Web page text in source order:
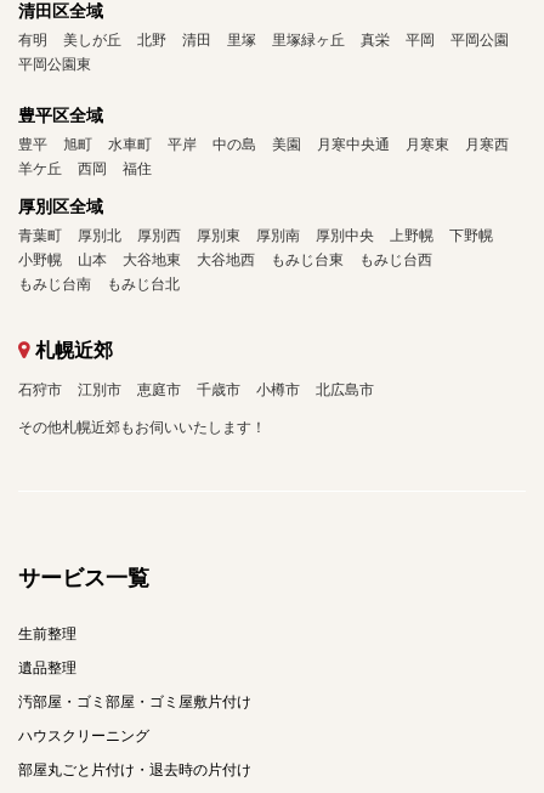
清田区全域
有明 美しが丘 北野 清田 里塚 里塚緑ヶ丘 真栄 平岡
平岡公園
平岡公園東
豊平区全域
豊平 旭町 水車町 平岸 中の島 美園 月寒中央通 月寒東
月寒西
羊ケ丘
西岡 福住
厚別区全域
青葉町 厚別北 厚別西 厚別東 厚別南 厚別中央 上野幌
下野幌
小野幌
山本 大谷地東 大谷地西 もみじ台東
もみじ台西
もみじ台南
もみじ台北
札幌近郊
石狩市 江別市 恵庭市 千歳市 小樽市 北広島市
その他札幌近郊もお伺いいたします！
サービス一覧
生前整理
遺品整理
汚部屋・ゴミ部屋・ゴミ屋敷片付け
ハウスクリーニング
部屋丸ごと片付け・退去時の片付け